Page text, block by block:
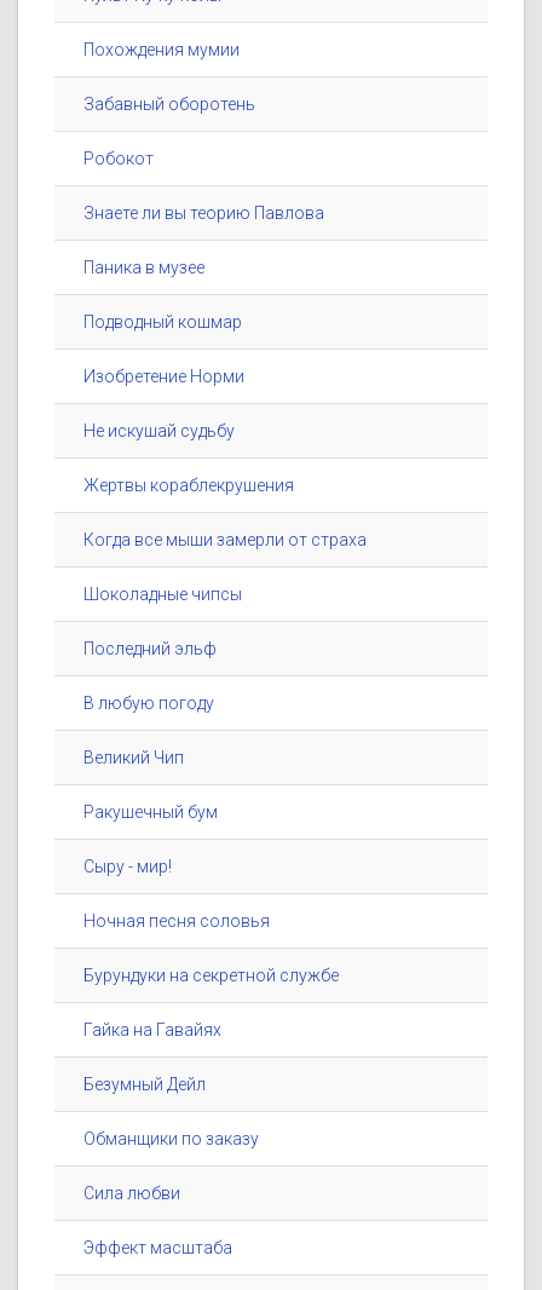
Похождения мумии
Забавный оборотень
Робокот
Знаете ли вы теорию Павлова
Паника в музее
Подводный кошмар
Изобретение Норми
Не искушай судьбу
Жертвы кораблекрушения
Когда все мыши замерли от страха
Шоколадные чипсы
Последний эльф
В любую погоду
Великий Чип
Ракушечный бум
Сыру - мир!
Ночная песня соловья
Бурундуки на секретной службе
Гайка на Гавайях
Безумный Дейл
Обманщики по заказу
Сила любви
Эффект масштаба